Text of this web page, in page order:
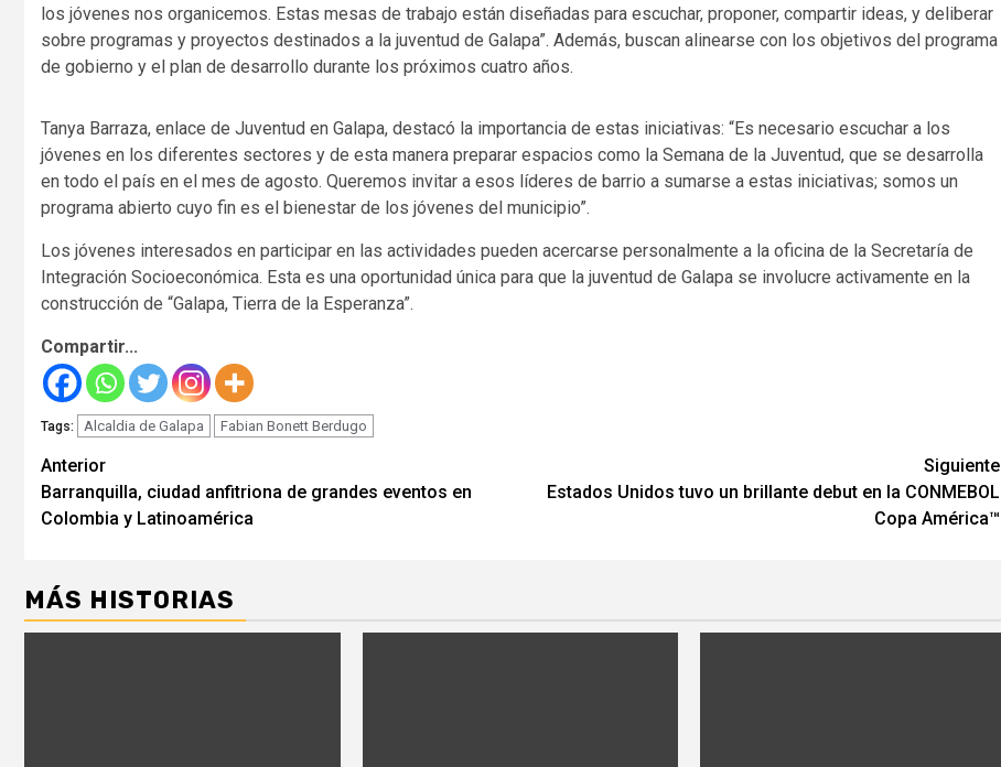
los jóvenes nos organicemos. Estas mesas de trabajo están diseñadas para escuchar, proponer, compartir ideas, y deliberar
sobre programas y proyectos destinados a la juventud de Galapa”. Además, buscan alinearse con los objetivos del programa
de gobierno y el plan de desarrollo durante los próximos cuatro años.
Tanya Barraza, enlace de Juventud en Galapa, destacó la importancia de estas iniciativas: “Es necesario escuchar a los
jóvenes en los diferentes sectores y de esta manera preparar espacios como la Semana de la Juventud, que se desarrolla
en todo el país en el mes de agosto. Queremos invitar a esos líderes de barrio a sumarse a estas iniciativas; somos un
programa abierto cuyo fin es el bienestar de los jóvenes del municipio”.
Los jóvenes interesados en participar en las actividades pueden acercarse personalmente a la oficina de la Secretaría de
Integración Socioeconómica. Esta es una oportunidad única para que la juventud de Galapa se involucre activamente en la
construcción de “Galapa, Tierra de la Esperanza”.
Compartir...
Tags: Alcaldia de Galapa Fabian Bonett Berdugo
Seguir
leyendo
Anterior
Barranquilla, ciudad anfitriona de grandes eventos en
Colombia y Latinoamérica
Siguiente
Estados Unidos tuvo un brillante debut en la CONMEBOL
Copa América™
MÁS HISTORIAS